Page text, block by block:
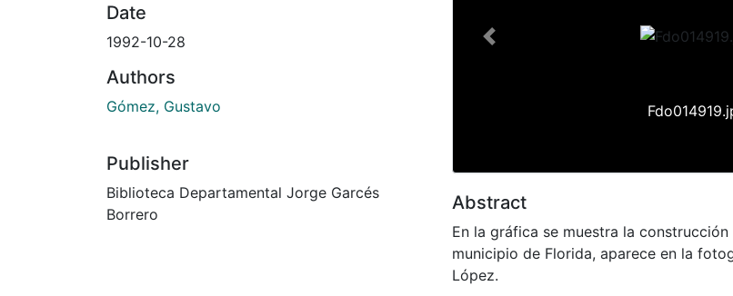
Date
1992-10-28
Authors
Gómez, Gustavo
Publisher
Biblioteca Departamental Jorge Garcés
Borrero
Previous
Abstract
En la gráfica se muestra la
municipio de Florida, aparece en la
López.